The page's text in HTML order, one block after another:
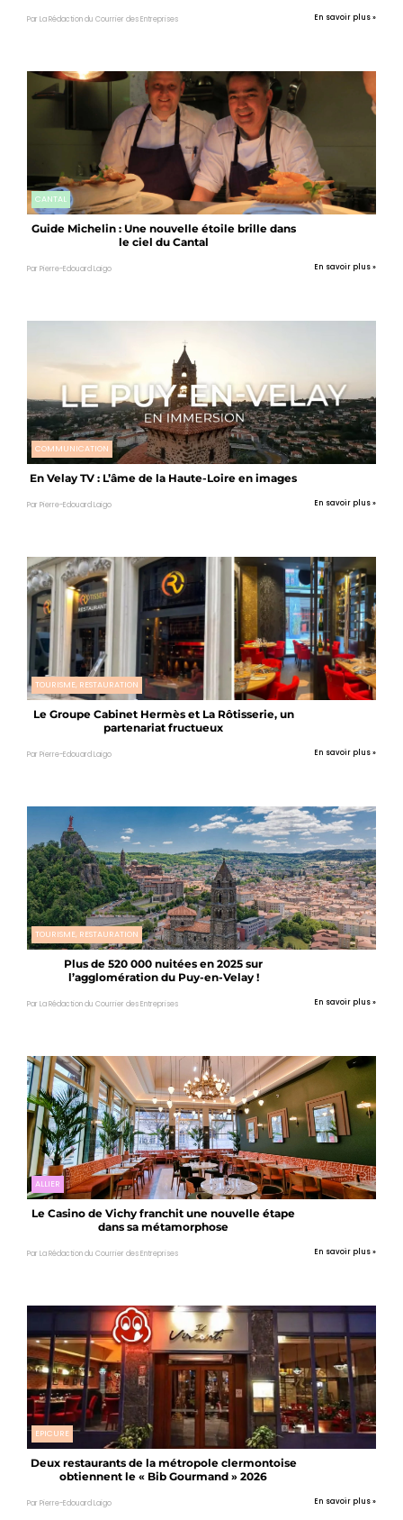
Par La Rédaction du Courrier des Entreprises En savoir plus »
CANTAL
Guide Michelin : Une nouvelle étoile brille dans
le ciel du Cantal
Par Pierre-Edouard Laigo En savoir plus »
COMMUNICATION
En Velay TV : L’âme de la Haute-Loire en images
Par Pierre-Edouard Laigo En savoir plus »
TOURISME, RESTAURATION
Le Groupe Cabinet Hermès et La Rôtisserie, un
partenariat fructueux
Par Pierre-Edouard Laigo En savoir plus »
TOURISME, RESTAURATION
Plus de 520 000 nuitées en 2025 sur
l’agglomération du Puy-en-Velay !
Par La Rédaction du Courrier des Entreprises En savoir plus »
ALLIER
Le Casino de Vichy franchit une nouvelle étape
dans sa métamorphose
Par La Rédaction du Courrier des Entreprises En savoir plus »
EPICURE
Deux restaurants de la métropole clermontoise
obtiennent le « Bib Gourmand » 2026
Par Pierre-Edouard Laigo En savoir plus »